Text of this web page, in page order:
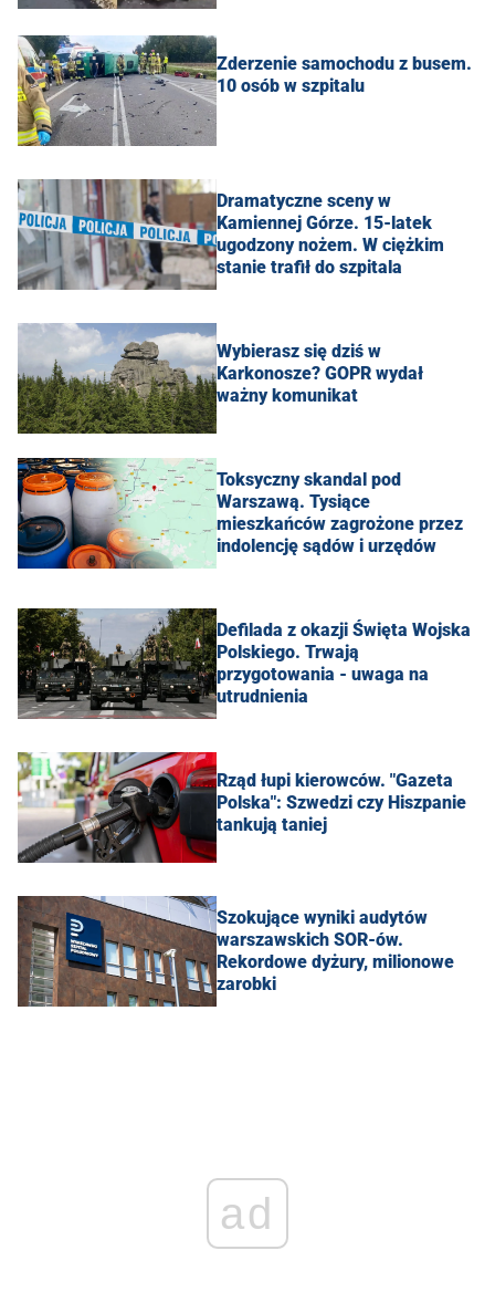
Zderzenie samochodu z busem.
10 osób w szpitalu
Dramatyczne sceny w
Kamiennej Górze. 15-latek
ugodzony nożem. W ciężkim
stanie trafił do szpitala
Wybierasz się dziś w
Karkonosze? GOPR wydał
ważny komunikat
Toksyczny skandal pod
Warszawą. Tysiące
mieszkańców zagrożone przez
indolencję sądów i urzędów
Defilada z okazji Święta Wojska
Polskiego. Trwają
przygotowania - uwaga na
utrudnienia
Rząd łupi kierowców. "Gazeta
Polska": Szwedzi czy Hiszpanie
tankują taniej
Szokujące wyniki audytów
warszawskich SOR-ów.
Rekordowe dyżury, milionowe
zarobki
ad